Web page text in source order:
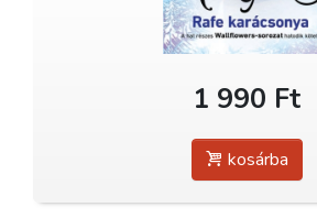
1 990 Ft
kosárba